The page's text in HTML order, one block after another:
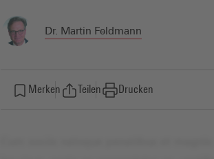
Dr. Martin Feldmann
Merken Teilen Drucken